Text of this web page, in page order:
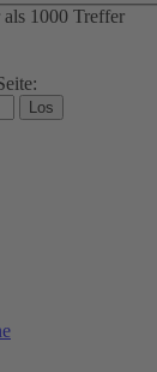
als 1000 Treffer